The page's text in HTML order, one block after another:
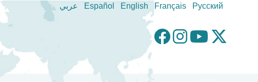
عربي Español English Français Pусский